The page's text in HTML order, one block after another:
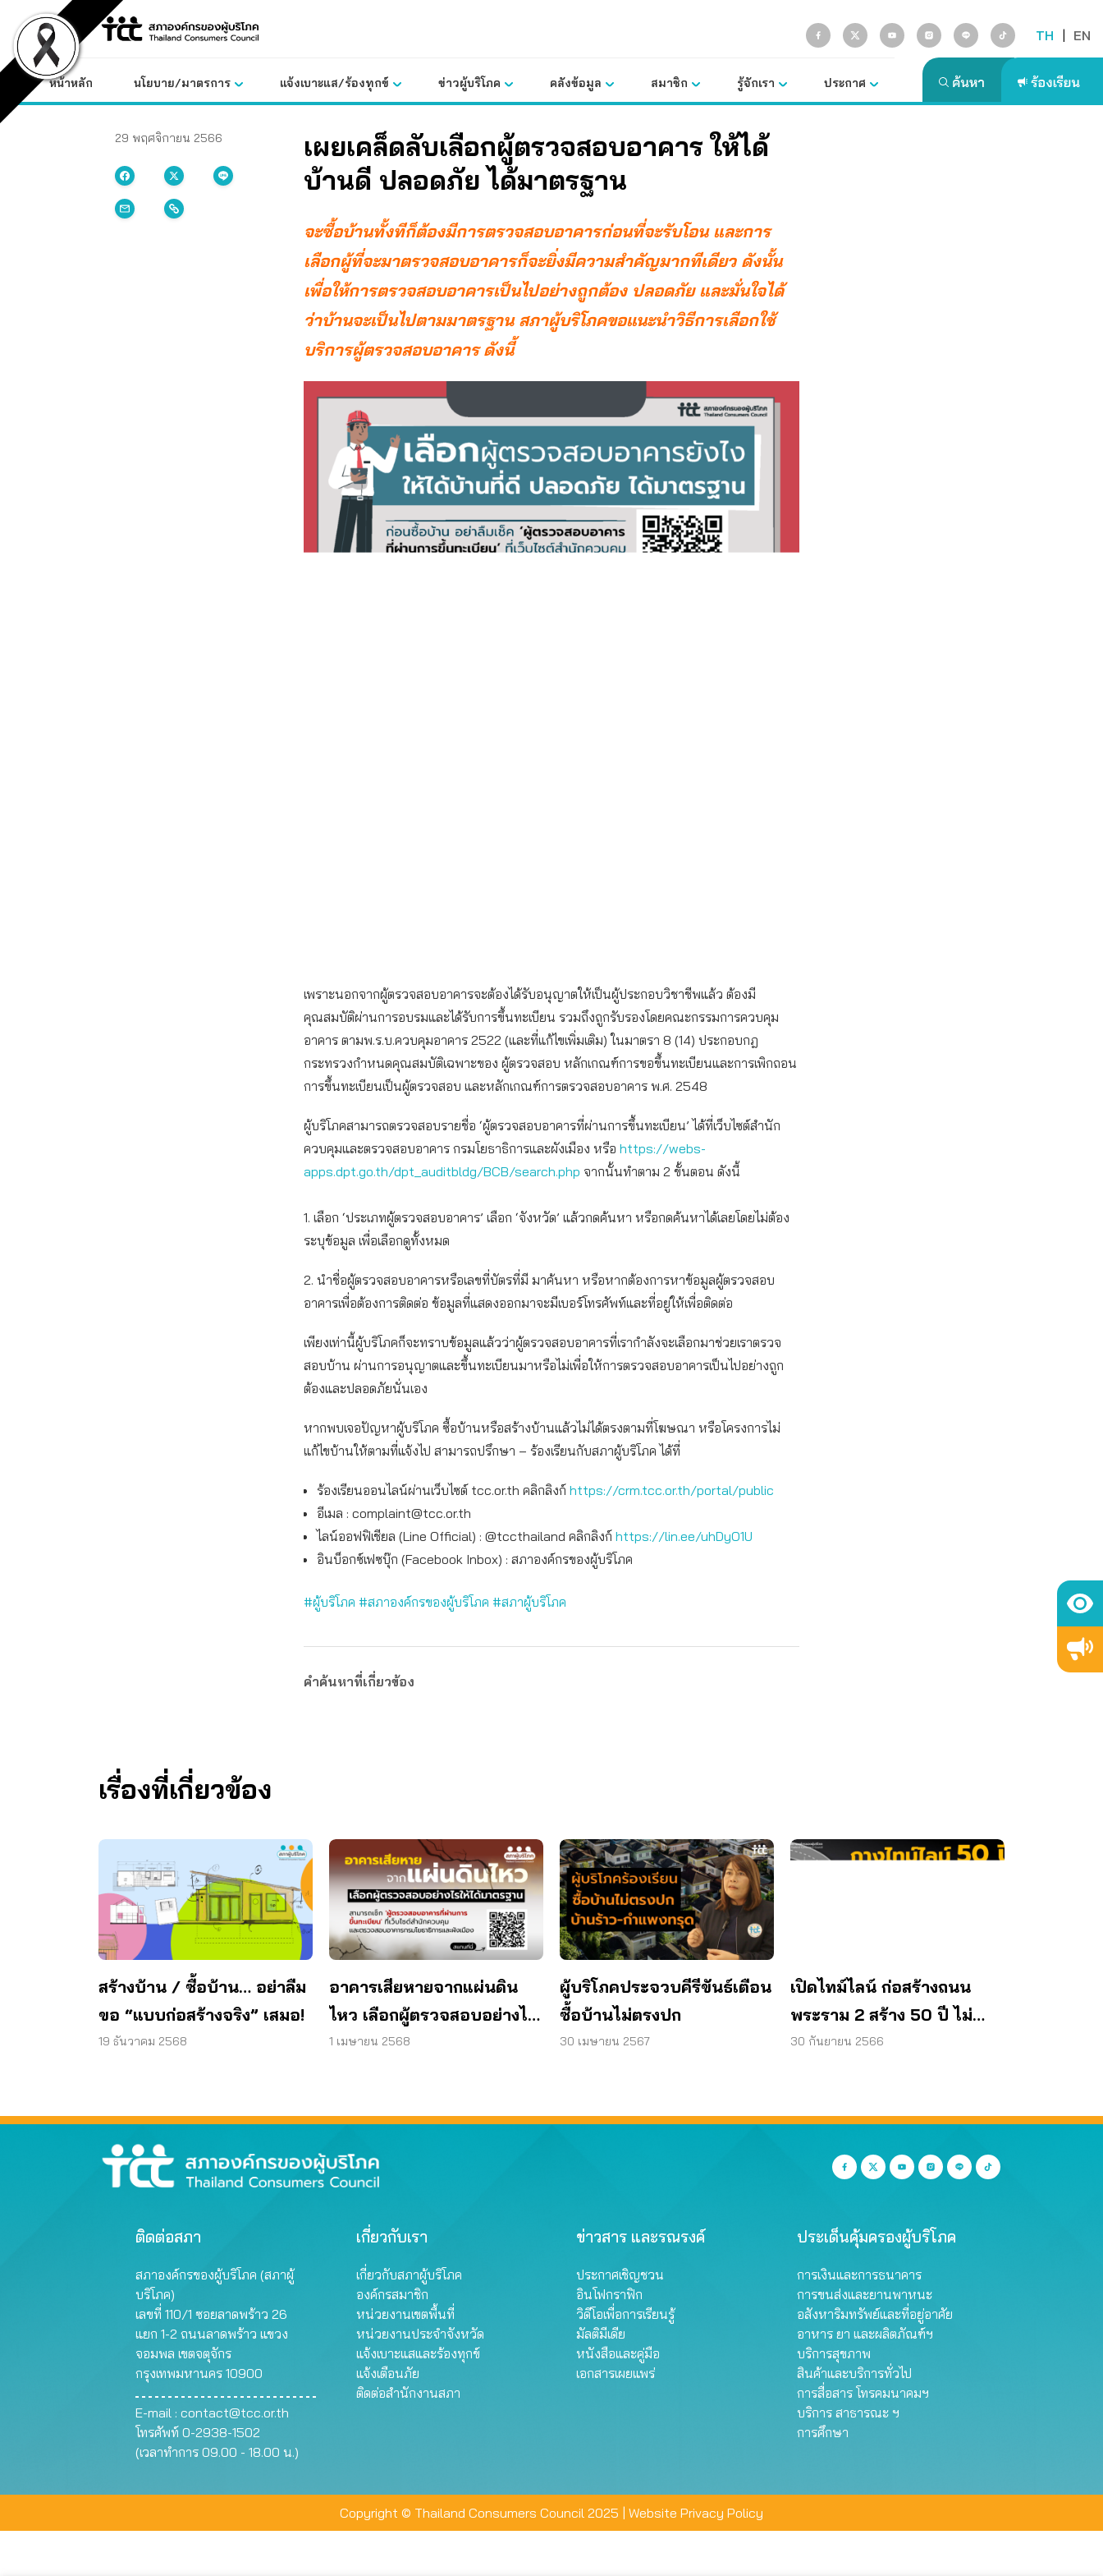
content
TH | EN
หน้าหลัก นโยบาย/มาตรการ แจ้งเบาะแส/ร้องทุกข์ ข่าวผู้บริโภค คลังข้อมูล สมาชิก รู้จักเรา ประกาศ
29 พฤศจิกายน 2566
เผยเคล็ดลับเลือกผู้ตรวจสอบอาคาร ให้ได้
บ้านดี ปลอดภัย ได้มาตรฐาน
จะซื้อบ้านทั้งทีก็ต้องมีการตรวจสอบอาคารก่อนที่จะรับโอน และการ
เลือกผู้ที่จะมาตรวจสอบอาคารก็จะยิ่งมีความสำคัญมากทีเดียว ดังนั้น
เพื่อให้การตรวจสอบอาคารเป็นไปอย่างถูกต้อง ปลอดภัย และมั่นใจได้
ว่าบ้านจะเป็นไปตามมาตรฐาน สภาผู้บริโภคขอแนะนำวิธีการเลือกใช้
บริการผู้ตรวจสอบอาคาร ดังนี้
เพราะนอกจากผู้ตรวจสอบอาคารจะต้องได้รับอนุญาตให้เป็นผู้ประกอบวิชาชีพแล้ว ต้องมี
คุณสมบัติผ่านการอบรมและได้รับการขึ้นทะเบียน รวมถึงถูกรับรองโดยคณะกรรมการควบคุม
อาคาร ตามพ.ร.บ.ควบคุมอาคาร 2522 (และที่แก้ไขเพิ่มเติม) ในมาตรา 8 (14) ประกอบกฎ
กระทรวงกำหนดคุณสมบัติเฉพาะของ ผู้ตรวจสอบ หลักเกณฑ์การขอขึ้นทะเบียนและการเพิกถอน
การขึ้นทะเบียนเป็นผู้ตรวจสอบ และหลักเกณฑ์การตรวจสอบอาคาร พ.ศ. 2548
ผู้บริโภคสามารถตรวจสอบรายชื่อ ‘ผู้ตรวจสอบอาคารที่ผ่านการขึ้นทะเบียน’ ได้ที่เว็บไซต์สำนัก
ควบคุมและตรวจสอบอาคาร กรมโยธาธิการและผังเมือง หรือ https://webs-
apps.dpt.go.th/dpt_auditbldg/BCB/search.php จากนั้นทำตาม 2 ขั้นตอน ดังนี้
1. เลือก ‘ประเภทผู้ตรวจสอบอาคาร’ เลือก ‘จังหวัด’ แล้วกดค้นหา หรือกดค้นหาได้เลยโดยไม่ต้อง
ระบุข้อมูล เพื่อเลือกดูทั้งหมด
2. นำชื่อผู้ตรวจสอบอาคารหรือเลขที่บัตรที่มี มาค้นหา หรือหากต้องการหาข้อมูลผู้ตรวจสอบ
อาคารเพื่อต้องการติดต่อ ข้อมูลที่แสดงออกมาจะมีเบอร์โทรศัพท์และที่อยู่ให้เพื่อติดต่อ
เพียงเท่านี้ผู้บริโภคก็จะทราบข้อมูลแล้วว่าผู้ตรวจสอบอาคารที่เรากำลังจะเลือกมาช่วยเราตรวจ
สอบบ้าน ผ่านการอนุญาตและขึ้นทะเบียนมาหรือไม่เพื่อให้การตรวจสอบอาคารเป็นไปอย่างถูก
ต้องและปลอดภัยนั่นเอง
หากพบเจอปัญหาผู้บริโภค ซื้อบ้านหรือสร้างบ้านแล้วไม่ได้ตรงตามที่โฆษณา หรือโครงการไม่
แก้ไขบ้านให้ตามที่แจ้งไป สามารถปรึกษา – ร้องเรียนกับสภาผู้บริโภค ได้ที่
ร้องเรียนออนไลน์ผ่านเว็บไซต์ tcc.or.th คลิกลิงก์ https://crm.tcc.or.th/portal/public
อีเมล : complaint@tcc.or.th
ไลน์ออฟฟิเชียล (Line Official) : @tccthailand คลิกลิงก์ https://lin.ee/uhDyO1U
อินบ็อกซ์เฟซบุ๊ก (Facebook Inbox) : สภาองค์กรของผู้บริโภค
#ผู้บริโภค #สภาองค์กรของผู้บริโภค #สภาผู้บริโภค
คำค้นหาที่เกี่ยวข้อง
เรื่องที่เกี่ยวข้อง
สร้างบ้าน / ซื้อบ้าน… อย่าลืม
ขอ “แบบก่อสร้างจริง” เสมอ!
19 ธันวาคม 2568
อาคารเสียหายจากแผ่นดิน
ไหว เลือกผู้ตรวจสอบอย่างไร
ให้ได้มาตรฐาน
1 เมษายน 2568
ผู้บริโภคประจวบคีรีขันธ์เตือน
ซื้อบ้านไม่ตรงปก
30 เมษายน 2567
เปิดไทม์ไลน์ ก่อสร้างถนน
พระราม 2 สร้าง 50 ปี ไม่
เสร็จสักที
30 กันยายน 2566
ติดต่อสภา
สภาองค์กรของผู้บริโภค (สภาผู้
บริโภค)
เลขที่ 110/1 ซอยลาดพร้าว 26
แยก 1-2 ถนนลาดพร้าว แขวง
จอมพล เขตจตุจักร
กรุงเทพมหานคร 10900
E-mail : contact@tcc.or.th
โทรศัพท์ 0-2938-1502
(เวลาทำการ 09.00 - 18.00 น.)
เกี่ยวกับเรา
เกี่ยวกับสภาผู้บริโภค
องค์กรสมาชิก
หน่วยงานเขตพื้นที่
หน่วยงานประจำจังหวัด
แจ้งเบาะแสและร้องทุกข์
แจ้งเตือนภัย
ติดต่อสำนักงานสภา
ข่าวสาร และรณรงค์
ประกาศเชิญชวน
อินโฟกราฟิก
วิดีโอเพื่อการเรียนรู้
มัลติมีเดีย
หนังสือและคู่มือ
เอกสารเผยแพร่
ประเด็นคุ้มครองผู้บริโภค
การเงินและการธนาคาร
การขนส่งและยานพาหนะ
อสังหาริมทรัพย์และที่อยู่อาศัย
อาหาร ยา และผลิตภัณฑ์ฯ
บริการสุขภาพ
สินค้าและบริการทั่วไป
การสื่อสาร โทรคมนาคมฯ
บริการ สาธารณะ ฯ
การศึกษา
Copyright © Thailand Consumers Council 2025 | Website Privacy Policy